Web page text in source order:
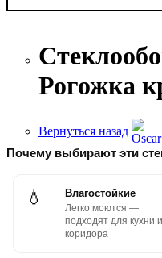
Рогожка
Вернуться назад
Почему выбирают эти
💧 Влагостойкие
Легко моются —
подходят для кухни и
коридора